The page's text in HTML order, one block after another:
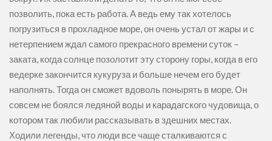
позволить, пока есть работа. А ведь ему так хотелось
погрузиться в прохладное море, он очень устал от жары и с
нетерпением ждал самого прекрасного времени суток –
заката, когда солнце позолотит эту сторону горы, когда в его
ведерке закончится кукуруза и больше нечем его будет
наполнять. Тогда он сможет вдоволь понырять в море. Он
совсем не боялся ледяной воды и карадагского чудовища, о
котором так любили рассказывать в здешних местах.
Ходили легенды, что люди все чаще сталкиваются с